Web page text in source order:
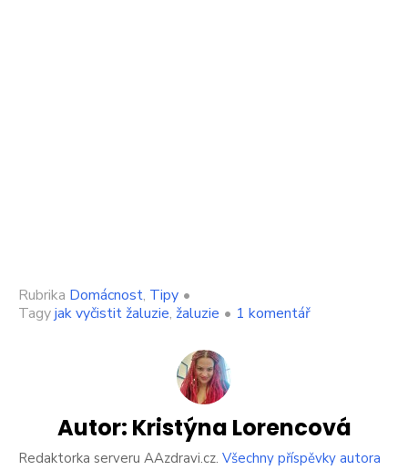
Rubrika Domácnost, Tipy •
Tagyjak vyčistit žaluzie, žaluzie • 1 komentářu
ze
žaluzií
zmizí
Autor: Kristýna Lorencová
Redaktorka serveru AAzdravi.cz. Všechny příspěvky autora